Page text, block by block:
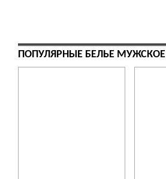
ПОПУЛЯРНЫЕ БЕЛЬЕ МУЖСКОЕ